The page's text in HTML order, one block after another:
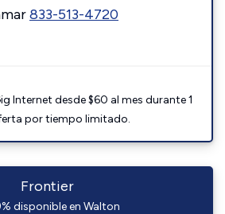
833-513-4720
Internet desde $60 al mes durante 1
por tiempo limitado.
Frontier
disponible en Walton